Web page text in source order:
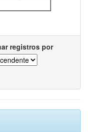
registros por